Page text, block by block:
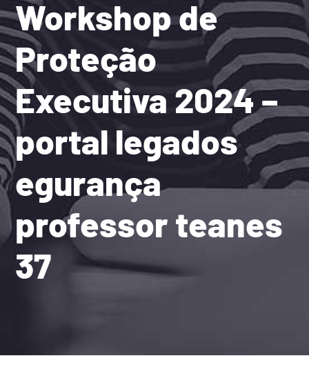
Workshop de
Proteção
Executiva 2024 –
portal legados
egurança
professor teanes
37